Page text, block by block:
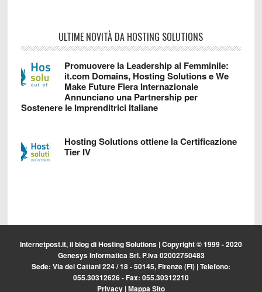
ULTIME NOVITÀ DA HOSTING SOLUTIONS
Promuovere la Leadership al Femminile:
it.com Domains, Hosting Solutions e We
Make Future Fiera Internazionale
Annunciano una Partnership per
Sostenere le Imprenditrici Italiane
Hosting Solutions ottiene la Certificazione
Tier IV
Internetpost.it, il blog diHosting Solutions | Copyright © 1999 - 2020
Genesys Informatica Srl. P.iva 02002750483
Sede: Via dei Cattani 224 / 18 - 50145, Firenze (FI) | Telefono:
055.30312626 - Fax: 055.30312210
Privacy |Mappa Sito